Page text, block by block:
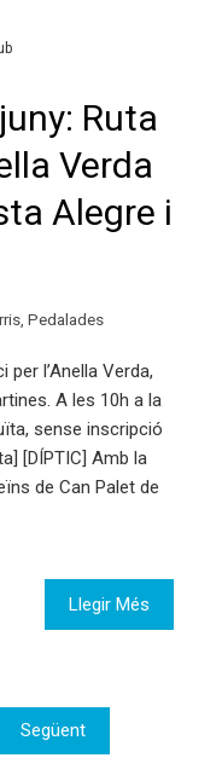
Ruta
Verda
Alegre i
, Pedalades
per l’Anella Verda,
A les 10h a la
sense inscripció
[DÍPTIC] Amb la
de Can Palet de
Llegir Més
Següent